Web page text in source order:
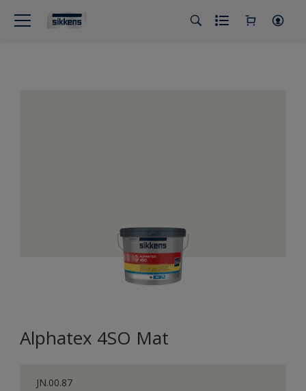
Alphatex 4SO Mat
JN.00.87